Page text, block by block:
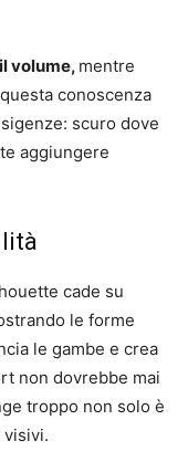
volume, mentre
conoscenza
scuro dove
aggiungere
cade su
le forme
le gambe e crea
non dovrebbe mai
troppo non solo è
visivi.